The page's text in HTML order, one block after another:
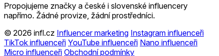
Propojujeme značky a české i slovenské influencery
napřímo. Žádné provize, žádní prostředníci.
© 2026 infl.cz Influencer marketing Instagram influenceři
TikTok influenceři YouTube influenceři Nano influenceři
Micro influenceři Obchodní podmínky